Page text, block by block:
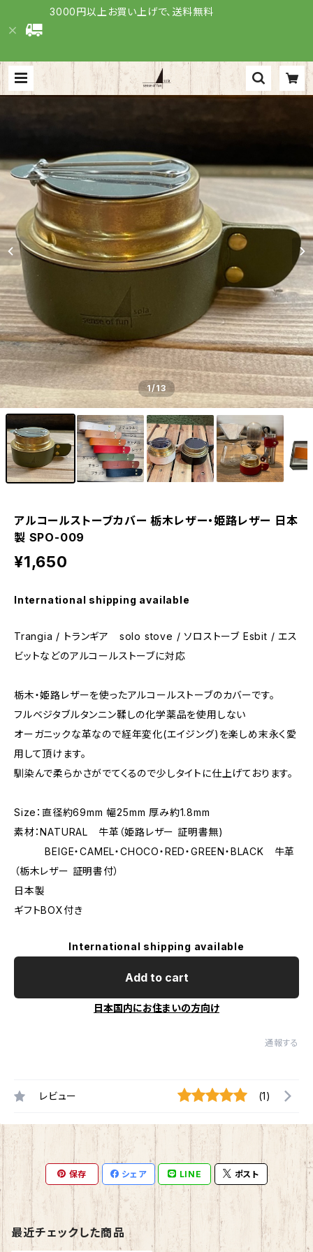
3000円以上お買い上げで、送料無料
1/13
アルコールストーブカバー 栃木レザー・姫路レザー 日本
製 SPO-009
¥1,650
International shipping available
Trangia / トランギア solo stove / ソロストーブ Esbit / エス
ビットなどのアルコールストーブに対応
栃木・姫路レザーを使ったアルコールストーブのカバーです。
フルベジタブルタンニン鞣しの化学薬品を使用しない
オーガニックな革なので経年変化(エイジング)を楽しめ末永く愛
用して頂けます。
馴染んで柔らかさがでてくるので少しタイトに仕上げております。
Size：直径約69mm 幅25mm 厚み約1.8mm
素材：NATURAL 牛革（姫路レザー 証明書無)
BEIGE・CAMEL・CHOCO・RED・GREEN・BLACK 牛革
（栃木レザー 証明書付）
日本製
ギフトBOX付き
International shipping available
Add to cart
日本国内にお住まいの方向け
通報する
レビュー (1)
保存 シェア LINE ポスト
最近チェックした商品